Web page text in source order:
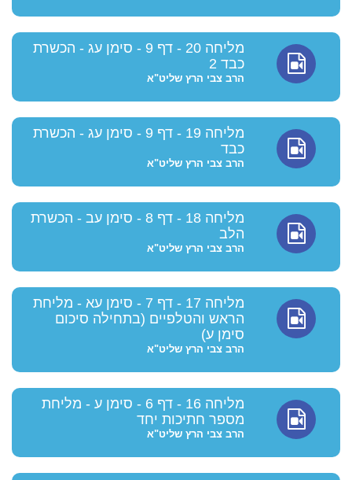
מליחה 20 - דף 9 - סימן עג - הכשרת
כבד 2
הרב צבי הרץ שליט"א
מליחה 19 - דף 9 - סימן עג - הכשרת
כבד
הרב צבי הרץ שליט"א
מליחה 18 - דף 8 - סימן עב - הכשרת
הלב
הרב צבי הרץ שליט"א
מליחה 17 - דף 7 - סימן עא - מליחת
הראש והטלפיים (בתחילה סיכום
סימן ע)
הרב צבי הרץ שליט"א
מליחה 16 - דף 6 - סימן ע - מליחת
מספר חתיכות יחד
הרב צבי הרץ שליט"א